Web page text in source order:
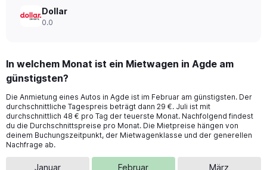
Dollar
0.0
In welchem Monat ist ein Mietwagen in Agde am
günstigsten?
Die Anmietung eines Autos in Agde ist im Februar am günstigsten. Der
durchschnittliche Tagespreis beträgt dann 29 €. Juli ist mit
durchschnittlich 48 € pro Tag der teuerste Monat. Nachfolgend findest
du die Durchschnittspreise pro Monat. Die Mietpreise hängen von
deinem Buchungszeitpunkt, der Mietwagenklasse und der generellen
Nachfrage ab.
Januar Februar März